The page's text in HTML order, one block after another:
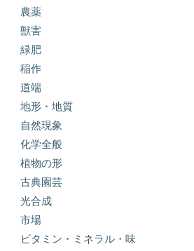
農薬
獣害
緑肥
稲作
道端
地形・地質
自然現象
化学全般
植物の形
古典園芸
光合成
市場
ビタミン・ミネラル・味